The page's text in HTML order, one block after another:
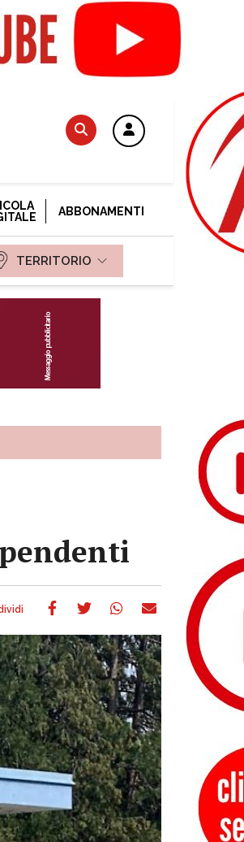
ABBONAMENTI
TERRITORIO